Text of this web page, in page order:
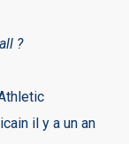
?
il y a un an